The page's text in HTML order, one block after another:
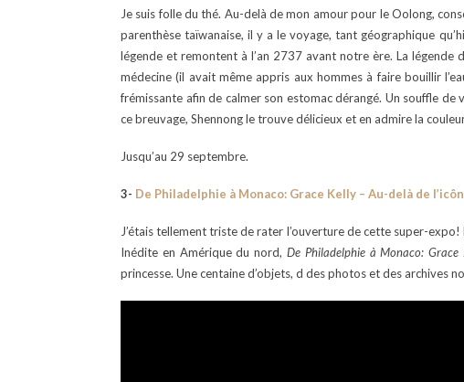
Je suis folle du thé. Au-delà de mon amour pour le Oolong,
parenthèse taïwanaise, il y a le voyage, tant géographique
légende et remontent à l’an 2737 avant notre ère. La légende
médecine (il avait même appris aux hommes à faire bouillir
frémissante afin de calmer son estomac dérangé. Un souffle
ce breuvage, Shennong le trouve délicieux et en admire la
Jusqu’au 29 septembre.
3- De Philadelphie à Monaco: Grace Kelly – Au-delà de
J’étais tellement triste de rater l’ouverture de cette super-
Inédite en Amérique du nord, De Philadelphie à Monaco: Grace
princesse. Une centaine d’objets, d des photos et des archives